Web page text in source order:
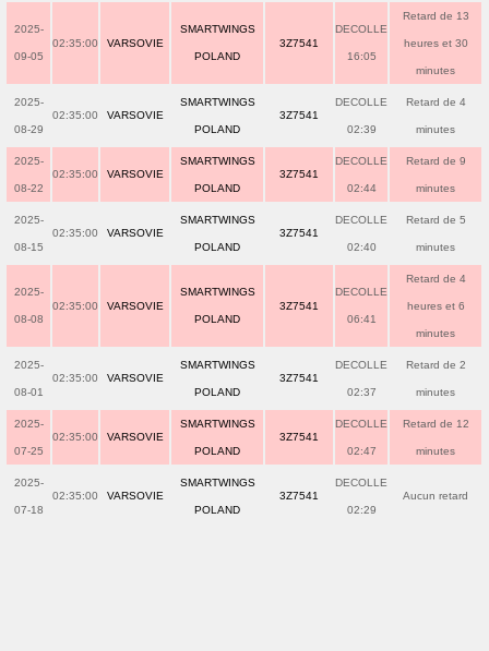
2025-
09-05
02:35:00 VARSOVIE
SMARTWINGS
POLAND
3Z7541
DECOLLE
16:05
Retard de 13
heures et 30
minutes
2025-
08-29
02:35:00 VARSOVIE
SMARTWINGS
POLAND
3Z7541
DECOLLE
02:39
Retard de 4
minutes
2025-
08-22
02:35:00 VARSOVIE
SMARTWINGS
POLAND
3Z7541
DECOLLE
02:44
Retard de 9
minutes
2025-
08-15
02:35:00 VARSOVIE
SMARTWINGS
POLAND
3Z7541
DECOLLE
02:40
Retard de 5
minutes
2025-
08-08
02:35:00 VARSOVIE
SMARTWINGS
POLAND
3Z7541
DECOLLE
06:41
Retard de 4
heures et 6
minutes
2025-
08-01
02:35:00 VARSOVIE
SMARTWINGS
POLAND
3Z7541
DECOLLE
02:37
Retard de 2
minutes
2025-
07-25
02:35:00 VARSOVIE
SMARTWINGS
POLAND
3Z7541
DECOLLE
02:47
Retard de 12
minutes
2025-
07-18
02:35:00 VARSOVIE
SMARTWINGS
POLAND
3Z7541
DECOLLE
02:29
Aucun retard